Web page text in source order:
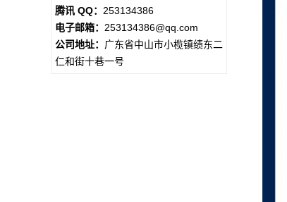
腾讯 QQ： 253134386
电子邮箱： 253134386@qq.com
公司地址： 广东省中山市小榄镇绩东二
仁和街十巷一号